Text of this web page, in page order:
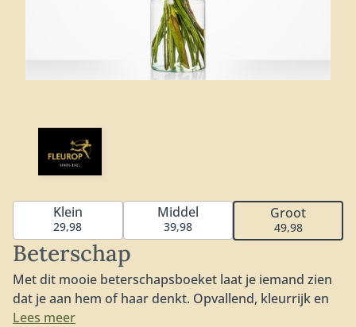
Beterschap
Met dit mooie beterschapsboeket laat je iemand zien
dat je aan hem of haar denkt. Opvallend, kleurrijk en
een echte opkikker voor iemand die het goed kan
Lees meer
Klein
29,98
Middel
39,98
Groot
49,98